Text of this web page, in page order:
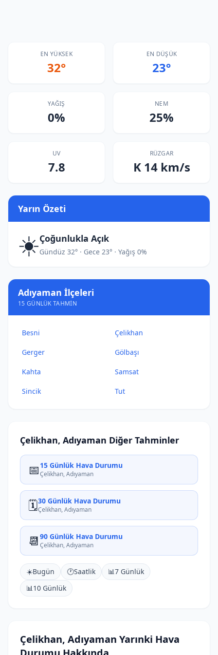
EN YÜKSEK
32°
EN DÜŞÜK
23°
YAĞIŞ
0%
NEM
25%
UV
7.8
RÜZGAR
K 14 km/s
Yarın Özeti
☀️Çoğunlukla Açık
Gündüz 32° · Gece 23° · Yağış 0%
Adıyaman İlçeleri
15 GÜNLÜK TAHMIN
Besni Çelikhan
Gerger Gölbaşı
Kahta Samsat
Sincik Tut
Çelikhan, Adıyaman Diğer Tahminler
📅 15 Günlük Hava Durumu
Çelikhan, Adıyaman
🗓️30 Günlük Hava Durumu
Çelikhan, Adıyaman
📆 90 Günlük Hava Durumu
Çelikhan, Adıyaman
☀️Bugün 🕐Saatlik 📊7 Günlük
📊10 Günlük
Çelikhan, Adıyaman Yarınki Hava